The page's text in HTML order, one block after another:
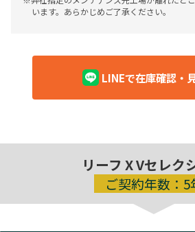
います。あらかじめご了承ください。
LINEで在庫確認・
リーフ X Vセレク
ご契約年数： 5